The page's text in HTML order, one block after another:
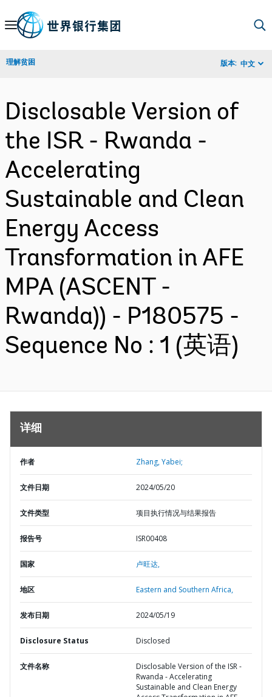
Skip
Navigation
理解贫困 版本: 中文
Disclosable Version of
the ISR - Rwanda -
Accelerating
Sustainable and Clean
Energy Access
Transformation in AFE
MPA (ASCENT -
Rwanda)) - P180575 -
Sequence No : 1 (英语)
详细
作者 Zhang, Yabei;
文件日期 2024/05/20
文件类型 项目执行情况与结果报告
报告号 ISR00408
国家 卢旺达,
地区 Eastern and Southern Africa,
发布日期 2024/05/19
Disclosure Status Disclosed
文件名称
Disclosable Version of the ISR -
Rwanda - Accelerating
Sustainable and Clean Energy